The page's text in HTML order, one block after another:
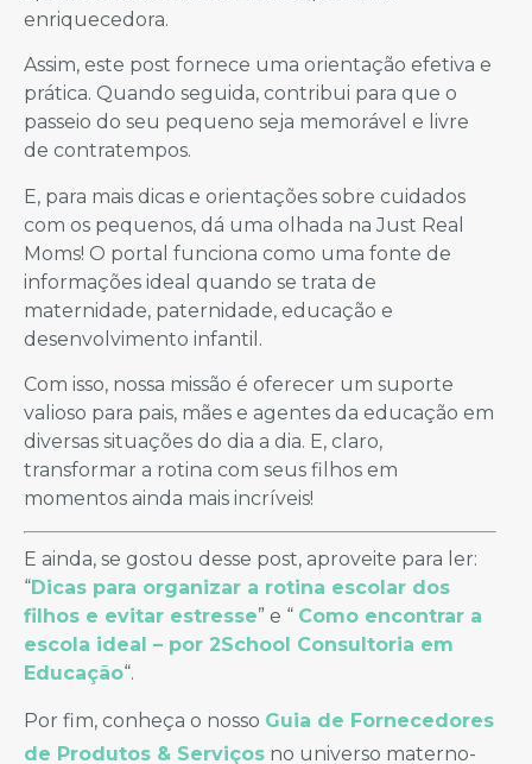
enriquecedora.
Assim, este post fornece uma orientação efetiva e
prática. Quando seguida, contribui para que o
passeio do seu pequeno seja memorável e livre
de contratempos.
E, para mais dicas e orientações sobre cuidados
com os pequenos, dá uma olhada na Just Real
Moms! O portal funciona como uma fonte de
informações ideal quando se trata de
maternidade, paternidade, educação e
desenvolvimento infantil.
Com isso, nossa missão é oferecer um suporte
valioso para pais, mães e agentes da educação em
diversas situações do dia a dia. E, claro,
transformar a rotina com seus filhos em
momentos ainda mais incríveis!
E ainda, se gostou desse post, aproveite para ler:
“Dicas para organizar a rotina escolar dos
filhos e evitar estresse” e “ Como encontrar a
escola ideal – por 2School Consultoria em
Educação“.
Por fim, conheça o nosso Guia de Fornecedores
de Produtos & Serviços no universo materno-